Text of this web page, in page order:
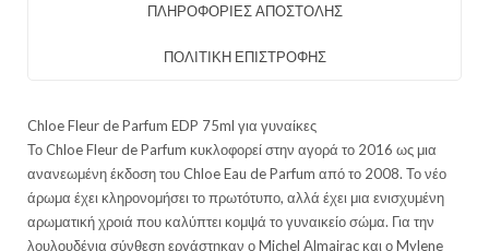
ΠΛΗΡΟΦΟΡΙΕΣ ΑΠΟΣΤΟΛΗΣ
ΠΟΛΙΤΙΚΗ ΕΠΙΣΤΡΟΦΗΣ
Chloe Fleur de Parfum EDP 75ml για γυναίκες
Το Chloe Fleur de Parfum κυκλοφορεί στην αγορά το 2016 ως μια
ανανεωμένη έκδοση του Chloe Eau de Parfum από το 2008. Το νέο
άρωμα έχει κληρονομήσει το πρωτότυπο, αλλά έχει μια ενισχυμένη
αρωματική χροιά που καλύπτει κομψά το γυναικείο σώμα. Για την
λουλουδένια σύνθεση εργάστηκαν ο Michel Almairac και ο Mylene